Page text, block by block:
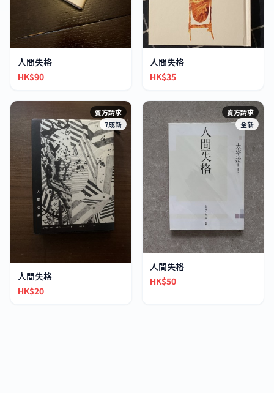
人間失格
HK$90
人間失格
HK$35
賣方請求
7成新
人間失格
HK$20
賣方請求
全新
人間失格
HK$50